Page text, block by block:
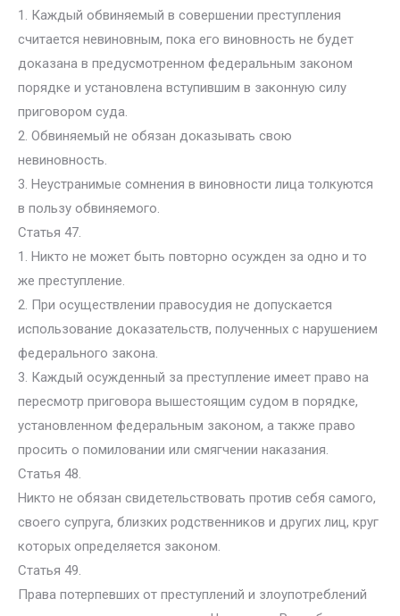
1. Каждый обвиняемый в совершении преступления
считается невиновным, пока его виновность не будет
доказана в предусмотренном федеральным законом
порядке и установлена вступившим в законную силу
приговором суда.
2. Обвиняемый не обязан доказывать свою
невиновность.
3. Неустранимые сомнения в виновности лица толкуются
в пользу обвиняемого.
Статья 47.
1. Никто не может быть повторно осужден за одно и то
же преступление.
2. При осуществлении правосудия не допускается
использование доказательств, полученных с нарушением
федерального закона.
3. Каждый осужденный за преступление имеет право на
пересмотр приговора вышестоящим судом в порядке,
установленном федеральным законом, а также право
просить о помиловании или смягчении наказания.
Статья 48.
Никто не обязан свидетельствовать против себя самого,
своего супруга, близких родственников и других лиц, круг
которых определяется законом.
Статья 49.
Права потерпевших от преступлений и злоупотреблений